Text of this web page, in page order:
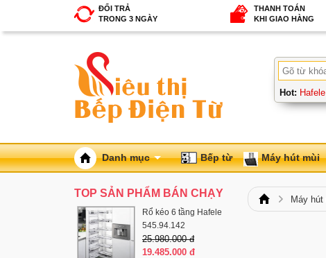
ĐỔI TRẢ
TRONG 3 NGÀY
THANH TOÁN
KHI GIAO HÀNG
Hot:
Danh mục Bếp từ Máy hút mùi
Máy hút
TOP SẢN PHẨM BÁN CHẠY
Rổ kéo 6 tầng Hafele
545.94.142
25.980.000 đ
19.485.000 đ